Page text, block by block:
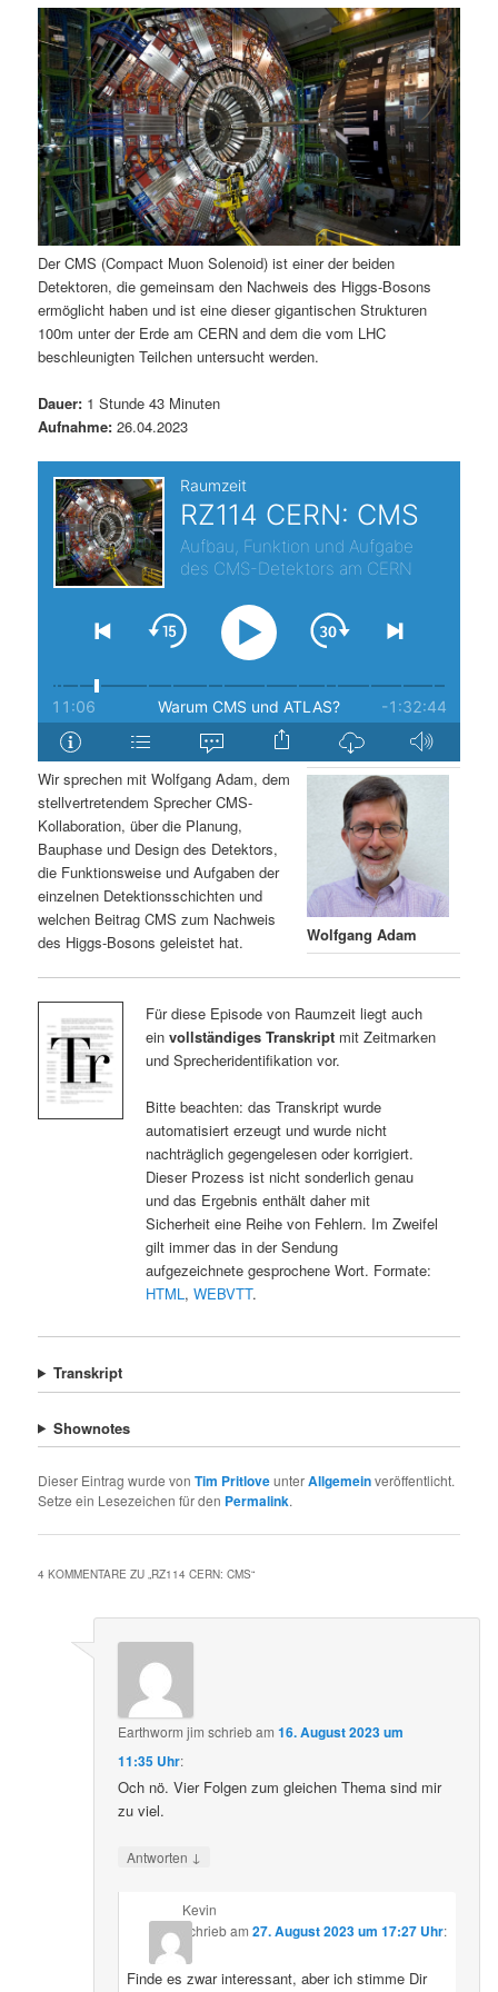
ä
r
e
n
I
n
h
l
t
s
p
n
g
e
n
n
d
ä
r
e
n
I
h
a
l
t
r
i
n
g
e
n
a
v
i
g
a
t
i
o
n
Der CMS (Compact Muon Solenoid) ist einer der beiden
Detektoren, die gemeinsam den Nachweis des Higgs-Bosons
ermöglicht haben und ist eine dieser gigantischen Strukturen
100m unter der Erde am CERN and dem die vom LHC
beschleunigten Teilchen untersucht werden.
Dauer: 1 Stunde 43 Minuten
Aufnahme: 26.04.2023
Wolfgang Adam
Wir sprechen mit Wolfgang Adam, dem
stellvertretendem Sprecher CMS-
Kollaboration, über die Planung,
Bauphase und Design des Detektors,
die Funktionsweise und Aufgaben der
einzelnen Detektionsschichten und
welchen Beitrag CMS zum Nachweis
des Higgs-Bosons geleistet hat.
Für diese Episode von Raumzeit liegt auch
ein vollständiges Transkriptmit Zeitmarken
und Sprecheridentifikation vor.
Bitte beachten: das Transkript wurde
automatisiert erzeugt und wurde nicht
nachträglich gegengelesen oder korrigiert.
Dieser Prozess ist nicht sonderlich genau
und das Ergebnis enthält daher mit
Sicherheit eine Reihe von Fehlern. Im Zweifel
gilt immer das in der Sendung
aufgezeichnete gesprochene Wort. Formate:
HTML, WEBVTT.
Transkript
Shownotes
Dieser Eintrag wurde vonTim PritloveunterAllgemeinveröffentlicht.
Setze ein Lesezeichen für den Permalink.
4 KOMMENTARE ZU „ RZ114 CERN: CMS“
Earthworm jim schriebam16. August 2023 um
11:35 Uhr:
Och nö. Vier Folgen zum gleichen Thema sind mir
zu viel.
Antworten ↓
Kevin
schriebam 27. August 2023 um 17:27 Uhr:
Finde es zwar interessant, aber ich stimme Dir